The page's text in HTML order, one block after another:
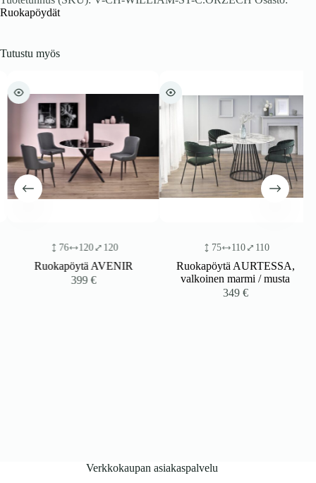
Ruokapöydät
Tutustu myös
76 120 120
Ruokapöytä AVENIR
399€
75 110 110
Ruokapöytä AURTESSA,
valkoinen marmi / musta
349€
Verkkokaupan asiakaspalvelu